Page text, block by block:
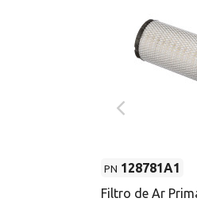
PN 128781A1
Filtro de Ar